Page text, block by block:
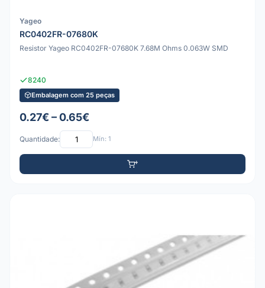
Yageo
RC0402FR-07680K
Resistor Yageo RC0402FR-07680K 7.68M Ohms 0.063W SMD
8240
Embalagem com 25 peças
0.27€ – 0.65€
Quantidade: Mín: 1